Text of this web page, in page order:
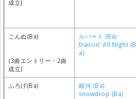
成立)
ごんぬ(Ba)
(3曲エントリー・2曲
成立)
ルバート (Ba)
Dancin' All Night (B
a)
ふろげ(Ba)
銀河 (Ba)
snowdrop (Ba)